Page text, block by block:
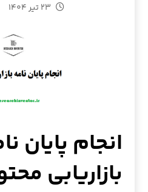
۲۳ تیر ۱۴۰۴
انجام پایان
بازاریابی